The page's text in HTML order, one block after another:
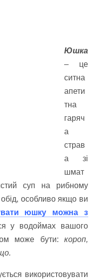
Юшка
– це
ситна
апети
тна
гаряч
а
страв
а зі
шмат
суп на рибному
обід, особливо якщо ви
юшку можна з
у водоймах вашого
може бути: короп,
використовувати